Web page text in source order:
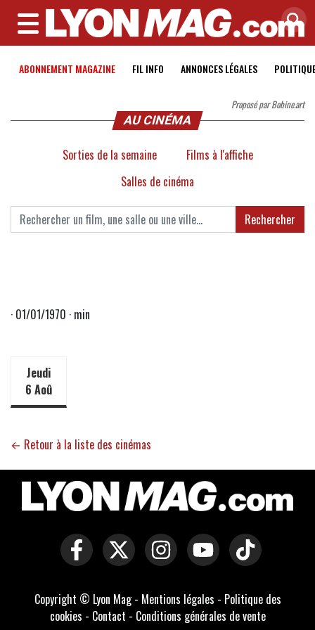
MENU
ABONNEMENT MAGAZINE FIL INFO ANNONCES LÉGALES
Proposé par Bobine.art
AU CINÉMA
Sorties de la semaine
Films à l'affiche
Salles de cinéma
Rechercher
· 01/01/1970 · min
Jeudi
6 Aoû
← Retour à la liste des cinémas
Copyright © Lyon Mag - Mentions légales - Politique des
cookies - Contact - Conditions générales de vente